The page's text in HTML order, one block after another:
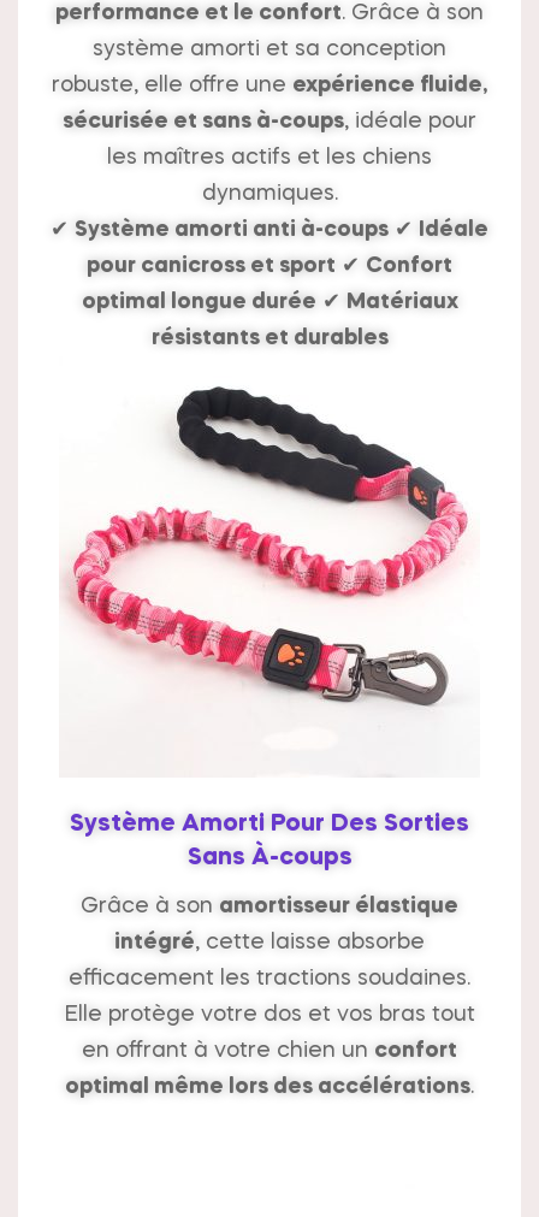
performance et le confort. Grâce à son
système amorti et sa conception
robuste, elle offre une expérience fluide,
sécurisée et sans à-coups, idéale pour
les maîtres actifs et les chiens
dynamiques.
✔ Système amorti anti à-coups ✔ Idéale
pour canicross et sport ✔ Confort
optimal longue durée ✔ Matériaux
résistants et durables
Système Amorti Pour Des Sorties
Sans À-coups
Grâce à son amortisseur élastique
intégré, cette laisse absorbe
efficacement les tractions soudaines.
Elle protège votre dos et vos bras tout
en offrant à votre chien un confort
optimal même lors des accélérations.